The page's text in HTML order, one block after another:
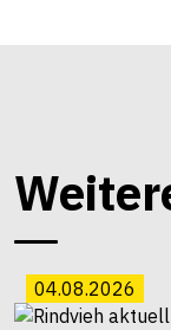
04.08.2026